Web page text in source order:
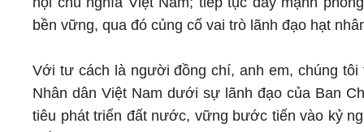
bền vững, qua đó củng cố vai trò lãnh đạo hạt
Với tư cách là người đồng chí, anh em, chúng
Nhân dân Việt Nam dưới sự lãnh đạo của Ban
tiêu phát triển đất nước, vững bước tiến vào kỷ